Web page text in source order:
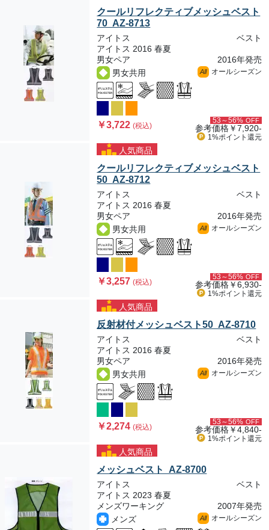
クールリフレクティブメッシュベスト
70 AZ-8713
アイトス
ベスト
アイトス 2016 春夏
男女ペア
2016年発売
男女共用
All オールシーズン
￥3,722(税込)
53～56% OFF
参考価格￥7,920-
1%ポイント 還元
人気商品
クールリフレクティブメッシュベスト
50 AZ-8712
アイトス
ベスト
アイトス 2016 春夏
男女ペア
2016年発売
男女共用
All オールシーズン
￥3,257(税込)
53～56% OFF
参考価格￥6,930-
1%ポイント 還元
人気商品
反射材付メッシュベスト50 AZ-8710
アイトス
ベスト
アイトス 2016 春夏
男女ペア
2016年発売
男女共用
All オールシーズン
￥2,274(税込)
53～56% OFF
参考価格￥4,840-
1%ポイント 還元
人気商品
メッシュベスト AZ-8700
アイトス
ベスト
アイトス 2023 春夏
メンズワーキング
2007年発売
メンズ
All オールシーズン